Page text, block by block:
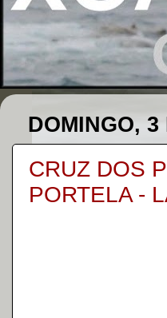
DOMINGO,
CRUZ DOS
PORTELA -